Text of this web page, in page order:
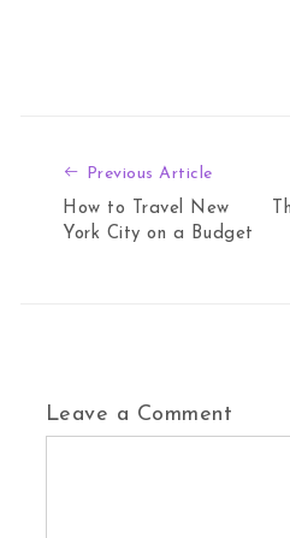
Previous ArticlePrevious
How to Travel New
York City on a Budget
Leave a Comment